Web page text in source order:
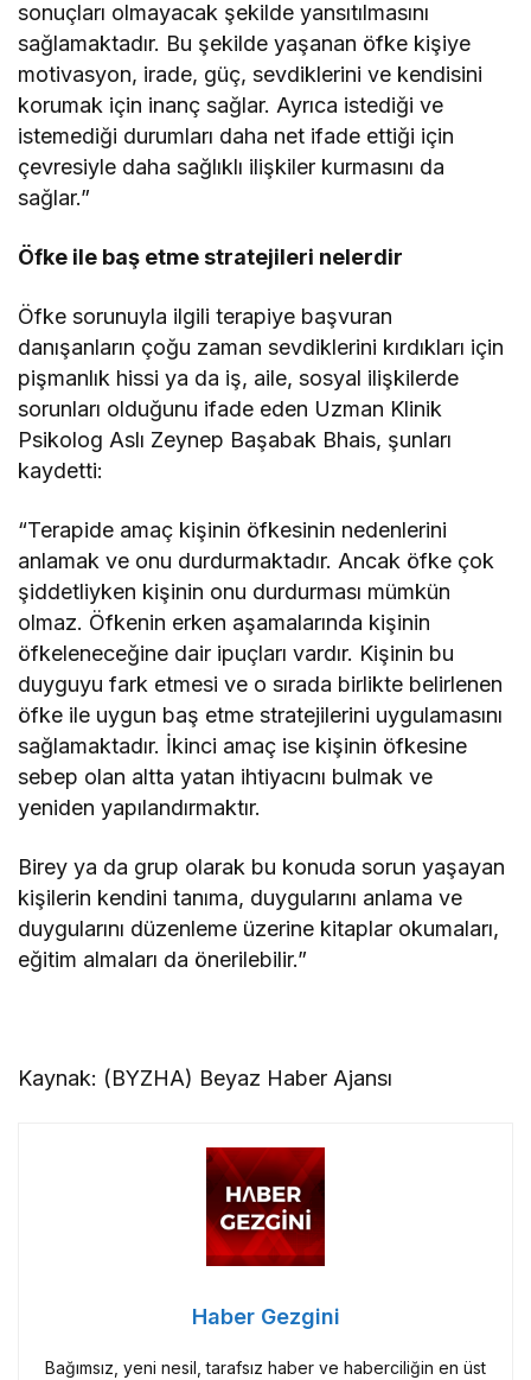
sonuçları olmayacak şekilde yansıtılmasını
sağlamaktadır. Bu şekilde yaşanan öfke kişiye
motivasyon, irade, güç, sevdiklerini ve kendisini
korumak için inanç sağlar. Ayrıca istediği ve
istemediği durumları daha net ifade ettiği için
çevresiyle daha sağlıklı ilişkiler kurmasını da
sağlar.”
Öfke ile baş etme stratejileri nelerdir
Öfke sorunuyla ilgili terapiye başvuran
danışanların çoğu zaman sevdiklerini kırdıkları için
pişmanlık hissi ya da iş, aile, sosyal ilişkilerde
sorunları olduğunu ifade eden Uzman Klinik
Psikolog Aslı Zeynep Başabak Bhais, şunları
kaydetti:
“Terapide amaç kişinin öfkesinin nedenlerini
anlamak ve onu durdurmaktadır. Ancak öfke çok
şiddetliyken kişinin onu durdurması mümkün
olmaz. Öfkenin erken aşamalarında kişinin
öfkeleneceğine dair ipuçları vardır. Kişinin bu
duyguyu fark etmesi ve o sırada birlikte belirlenen
öfke ile uygun baş etme stratejilerini uygulamasını
sağlamaktadır. İkinci amaç ise kişinin öfkesine
sebep olan altta yatan ihtiyacını bulmak ve
yeniden yapılandırmaktır.
Birey ya da grup olarak bu konuda sorun yaşayan
kişilerin kendini tanıma, duygularını anlama ve
duygularını düzenleme üzerine kitaplar okumaları,
eğitim almaları da önerilebilir.”
Kaynak: (BYZHA) Beyaz Haber Ajansı
Haber Gezgini
Bağımsız, yeni nesil, tarafsız haber ve haberciliğin en üst